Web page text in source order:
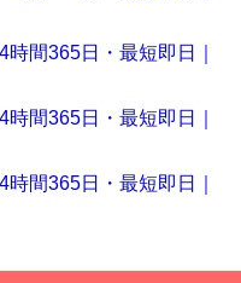
間365日・最短即日｜
間365日・最短即日｜
間365日・最短即日｜